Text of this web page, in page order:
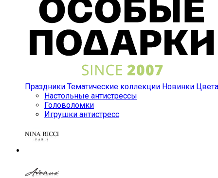
Праздники Тематические коллекции Новинки Цвета
Настольные антистрессы
Головоломки
Игрушки антистресс